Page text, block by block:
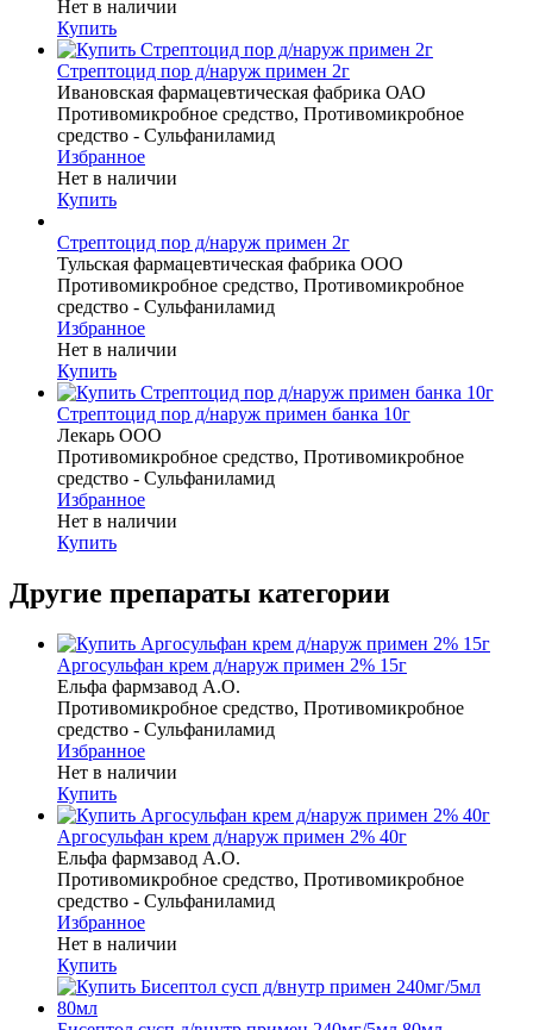
Нет в наличии
Купить
Стрептоцид пор д/наруж примен 2г
Ивановская фармацевтическая фабрика ОАО
Противомикробное средство, Противомикробное
средство - Сульфаниламид
Избранное
Нет в наличии
Купить
Стрептоцид пор д/наруж примен 2г
Тульская фармацевтическая фабрика ООО
Противомикробное средство, Противомикробное
средство - Сульфаниламид
Избранное
Нет в наличии
Купить
Стрептоцид пор д/наруж примен банка 10г
Лекарь ООО
Противомикробное средство, Противомикробное
средство - Сульфаниламид
Избранное
Нет в наличии
Купить
Другие препараты категории
Аргосульфан крем д/наруж примен 2% 15г
Ельфа фармзавод А.О.
Противомикробное средство, Противомикробное
средство - Сульфаниламид
Избранное
Нет в наличии
Купить
Аргосульфан крем д/наруж примен 2% 40г
Ельфа фармзавод А.О.
Противомикробное средство, Противомикробное
средство - Сульфаниламид
Избранное
Нет в наличии
Купить